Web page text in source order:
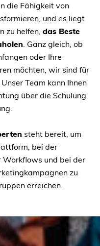
die Fähigkeit von
und es liegt
zu helfen, das Beste
. Ganz gleich, ob
oder Ihre
möchten, wir sind für
Team kann Ihnen
über die Schulung
steht bereit, um
bei der
und bei der
zu
erreichen.